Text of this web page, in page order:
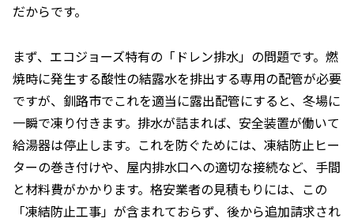
だからです。
まず、エコジョーズ特有の「ドレン排水」の問題です。燃
焼時に発生する酸性の結露水を排出する専用の配管が必要
ですが、釧路市でこれを適当に露出配管にすると、冬場に
一瞬で凍り付きます。排水が詰まれば、安全装置が働いて
給湯器は停止します。これを防ぐためには、凍結防止ヒー
ターの巻き付けや、屋内排水口への適切な接続など、手間
と材料費がかかります。格安業者の見積もりには、この
「凍結防止工事」が含まれておらず、後から追加請求され